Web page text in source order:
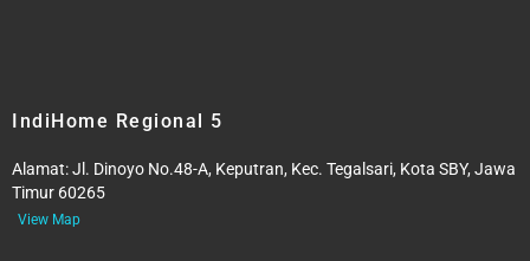
IndiHome Regional 5
Alamat:Jl. Dinoyo No.48-A, Keputran, Kec. Tegalsari, Kota SBY, Jawa
Timur 60265
View Map